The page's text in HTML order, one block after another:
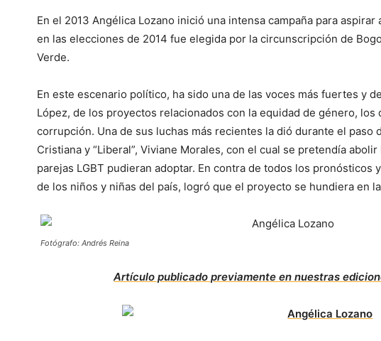
En el 2013 Angélica Lozano inició una intensa campaña para
en las elecciones de 2014 fue elegida por la circunscripción de
Verde.
En este escenario político, ha sido una de las voces más fuertes y
López, de los proyectos relacionados con la equidad de género, los
corrupción. Una de sus luchas más recientes la dió durante el
Cristiana y “Liberal”, Viviane Morales, con el cual se pretendía
parejas LGBT pudieran adoptar. En contra de todos los pronósticos
de los niños y niñas del país, logró que el proyecto se hundiera en
Fotógrafo: Andrés Reina
Artículo publicado previamente en nuestras